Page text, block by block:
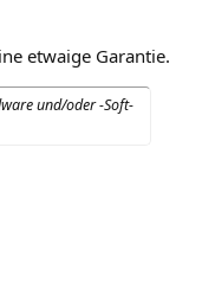
etwa­ige Garantie.
und/oder ‑Soft­